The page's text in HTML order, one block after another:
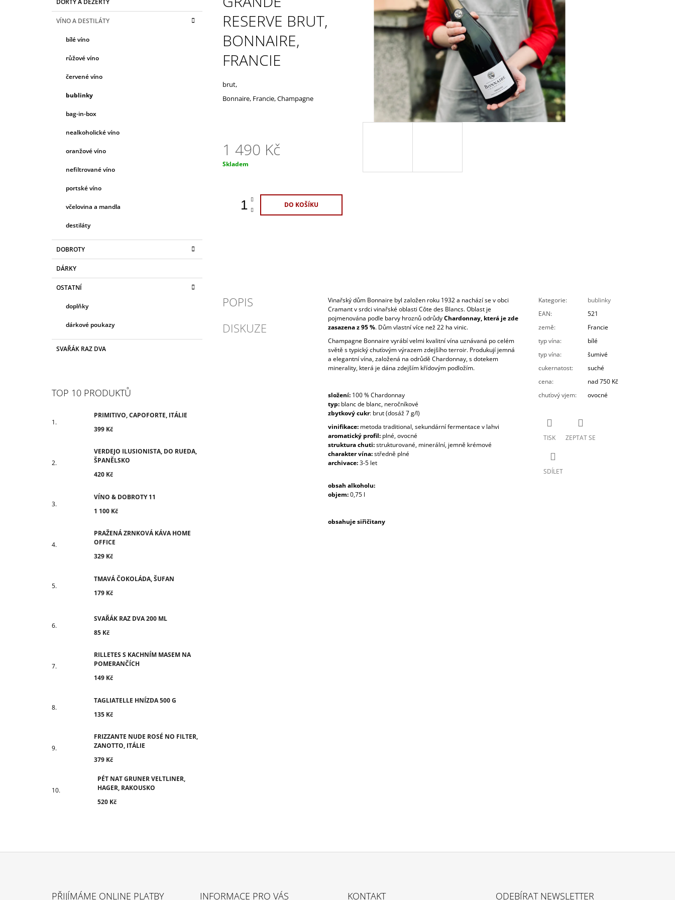
kategorie
T
DORTY A DEZERTY
VÍNO A DESTILÁTY
bílé víno
růžové víno
červené víno
bublinky
bag-in-box
nealkoholické víno
oranžové víno
nefiltrované víno
portské víno
včelovina a mandla
destiláty
DOBROTY
DÁRKY
OSTATNÍ
doplňky
dárkové poukazy
SVAŘÁK RAZ DVA
TOP 10 PRODUKTŮ
PRIMITIVO, CAPOFORTE, ITÁLIE
399 Kč
VERDEJO ILUSIONISTA, DO RUEDA,
ŠPANĚLSKO
420 Kč
VÍNO & DOBROTY 11
1 100 Kč
PRAŽENÁ ZRNKOVÁ KÁVA HOME
OFFICE
329 Kč
TMAVÁ ČOKOLÁDA, ŠUFAN
179 Kč
SVAŘÁK RAZ DVA 200 ML
85 Kč
RILLETES S KACHNÍM MASEM NA
POMERANČÍCH
149 Kč
TAGLIATELLE HNÍZDA 500 G
135 Kč
FRIZZANTE NUDE ROSÉ NO FILTER,
ZANOTTO, ITÁLIE
379 Kč
PÉT NAT GRUNER VELTLINER,
HAGER, RAKOUSKO
520 Kč
RESERVE BRUT,
BONNAIRE,
FRANCIE
brut,
Bonnaire, Francie, Champagne
1 490 Kč
Měrná
Skladem
DO KOŠÍKU
POPIS
DISKUZE
Vinařský dům Bonnaire byl založen roku 1932 a nachází se v obci
Cramant v srdci vinařské oblasti Côte des Blancs. Oblast je
pojmenována podle barvy hroznů odrůdyChardonnay, která je zde
zasazena z 95 %. Dům vlastní více než 22 ha vinic.
Champagne Bonnaire vyrábí velmi kvalitní vína uznávaná po celém
světě s typický chuťovým výrazem zdejšího terroir. Produkují jemná
a elegantní vína, založená na odrůdě Chardonnay, s dotekem
minerality, která je dána zdejším křídovým podložím.
složení:100 % Chardonnay
typ:blanc de blanc, neročníkové
zbytkový cukr: brut (dosáž 7 g/l)
vinifikace: metoda traditional, sekundární fermentace v lahvi
aromatický profil: plné, ovocné
struktura chuti:strukturované, minerální, jemně krémové
charakter vína:středně plné
archivace:3-5 let
obsah alkoholu:
objem:0,75 l
obsahuje siřičitany
Kategorie:
bublinky
EAN:
521
země:
Francie
typ vína:
bílé
typ vína:
šumivé
cukernatost:
suché
cena:
nad 750 Kč
chuťový vjem: ovocné
TISK ZEPTAT SE
SDÍLET
399 Kč
420 Kč
1 100 Kč
PŘIJÍMÁME ONLINE PLATBY INFORMACE PRO VÁS KONTAKT ODEBÍRAT NEWSLETTER